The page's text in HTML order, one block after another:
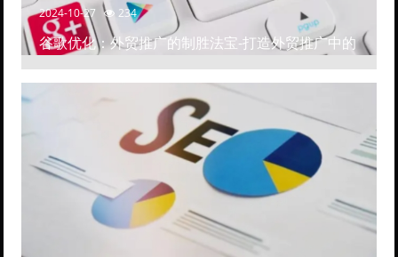
2024-10-27 234
谷歌优化：外贸推广的制胜法宝-打造外贸推广中的
高排名网站